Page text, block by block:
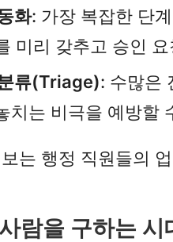
화: 가장 복잡한 단
미리 갖추고 승인
류(Triage): 수많은
치는 비극을 예방할
는 행정 직원들의
람을 구하는 시